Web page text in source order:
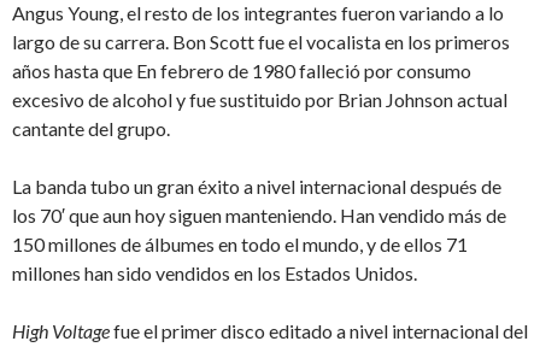
Angus Young, el resto de los integrantes fueron variando a lo
largo de su carrera. Bon Scott fue el vocalista en los primeros
años hasta que En febrero de 1980 falleció por consumo
excesivo de alcohol y fue sustituido por Brian Johnson actual
cantante del grupo.
La banda tubo un gran éxito a nivel internacional después de
los 70′ que aun hoy siguen manteniendo. Han vendido más de
150 millones de álbumes en todo el mundo, y de ellos 71
millones han sido vendidos en los Estados Unidos.
High Voltagefue el primer disco editado a nivel internacional del